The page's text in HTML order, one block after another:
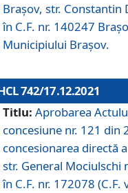
Brașov, str. Constantin
în C.F. nr. 140247
Municipiului Brașov.
742/17.12.2021
Titlu: Aprobarea
concesiune nr. 121 din
concesionarea directă
str. General Mociulschi
în C.F. nr. 172078